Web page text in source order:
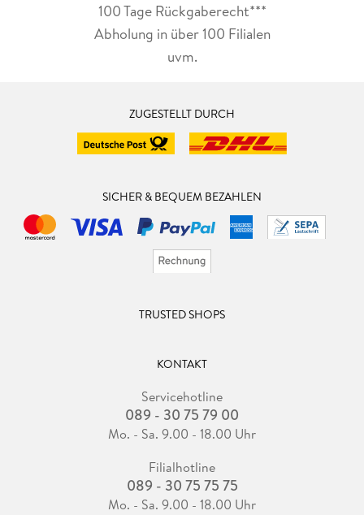
100 Tage Rückgaberecht***
Abholung in über 100 Filialen
uvm.
ZUGESTELLT DURCH
SICHER & BEQUEM BEZAHLEN
TRUSTED SHOPS
KONTAKT
Servicehotline
089 - 30 75 79 00
Mo. - Sa. 9.00 - 18.00 Uhr
Filialhotline
089 - 30 75 75 75
Mo. - Sa. 9.00 - 18.00 Uhr